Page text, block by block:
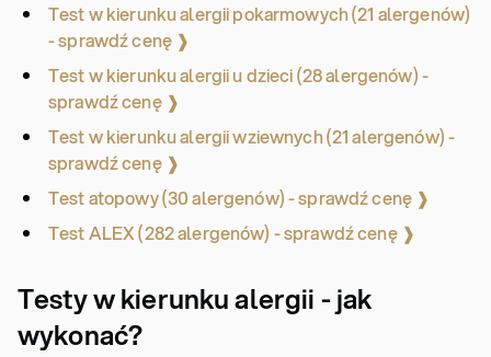
Test w kierunku alergii pokarmowych (21 alergenów)
- sprawdź cenę ❱
Test w kierunku alergii u dzieci (28 alergenów) -
sprawdź cenę ❱
Test w kierunku alergii wziewnych (21 alergenów) -
sprawdź cenę ❱
Test atopowy (30 alergenów) - sprawdź cenę ❱
Test ALEX (282 alergenów) - sprawdź cenę ❱
Testy w kierunku alergii - jak
wykonać?